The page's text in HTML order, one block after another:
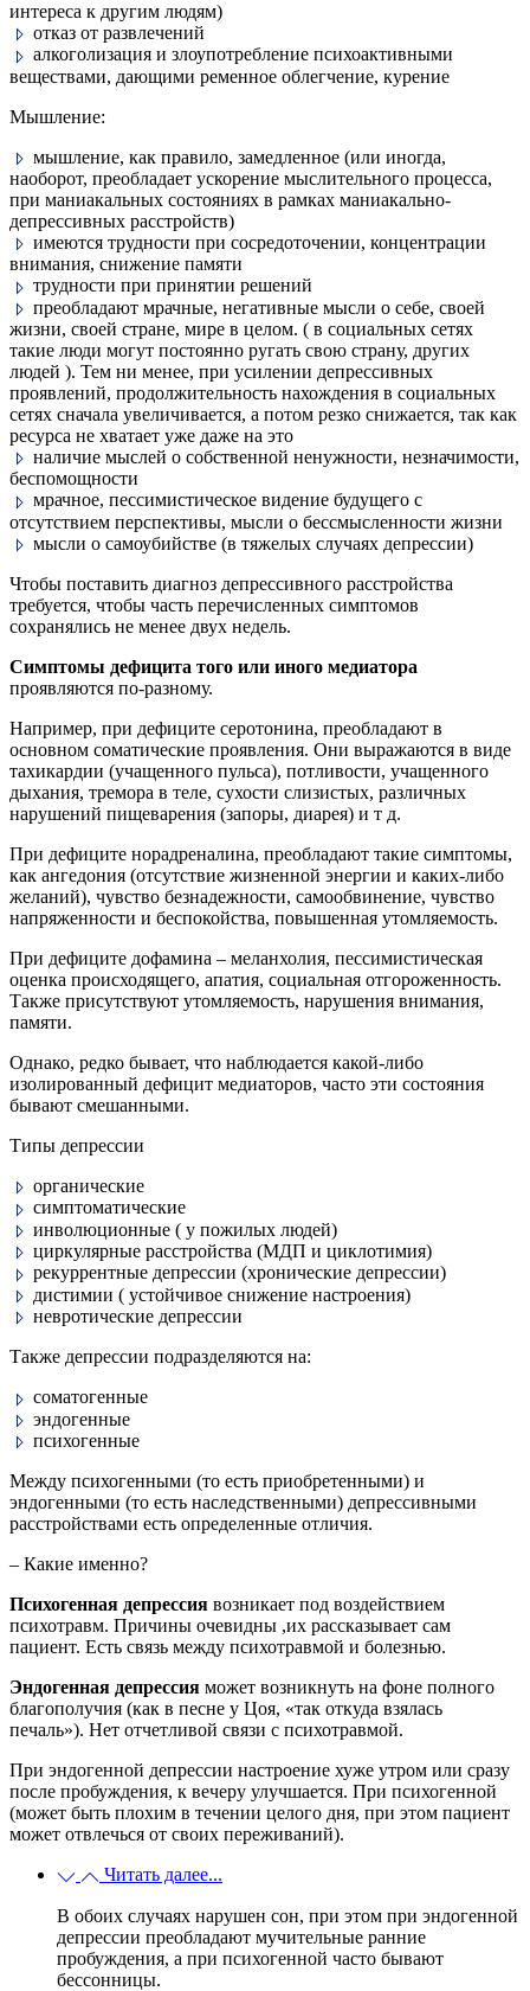
интереса к другим людям)
отказ от развлечений
алкоголизация и злоупотребление психоактивными
веществами, дающими ременное облегчение, курение
Мышление:
мышление, как правило, замедленное (или иногда,
наоборот, преобладает ускорение мыслительного процесса,
при маниакальных состояниях в рамках маниакально-
депрессивных расстройств)
имеются трудности при сосредоточении, концентрации
внимания, снижение памяти
трудности при принятии решений
преобладают мрачные, негативные мысли о себе, своей
жизни, своей стране, мире в целом. ( в социальных сетях
такие люди могут постоянно ругать свою страну, других
людей ). Тем ни менее, при усилении депрессивных
проявлений, продолжительность нахождения в социальных
сетях сначала увеличивается, а потом резко снижается, так как
ресурса не хватает уже даже на это
наличие мыслей о собственной ненужности, незначимости,
беспомощности
мрачное, пессимистическое видение будущего с
отсутствием перспективы, мысли о бессмысленности жизни
мысли о самоубийстве (в тяжелых случаях депрессии)
Чтобы поставить диагноз депрессивного расстройства
требуется, чтобы часть перечисленных симптомов
сохранялись не менее двух недель.
Симптомы дефицита того или иного медиатора
проявляются по-разному.
Например, при дефиците серотонина, преобладают в
основном соматические проявления. Они выражаются в виде
тахикардии (учащенного пульса), потливости, учащенного
дыхания, тремора в теле, сухости слизистых, различных
нарушений пищеварения (запоры, диарея) и т д.
При дефиците норадреналина, преобладают такие симптомы,
как ангедония (отсутствие жизненной энергии и каких-либо
желаний), чувство безнадежности, самообвинение, чувство
напряженности и беспокойства, повышенная утомляемость.
При дефиците дофамина – меланхолия, пессимистическая
оценка происходящего, апатия, социальная отгороженность.
Также присутствуют утомляемость, нарушения внимания,
памяти.
Однако, редко бывает, что наблюдается какой-либо
изолированный дефицит медиаторов, часто эти состояния
бывают смешанными.
Типы депрессии
органические
симптоматические
инволюционные ( у пожилых людей)
циркулярные расстройства (МДП и циклотимия)
рекуррентные депрессии (хронические депрессии)
дистимии ( устойчивое снижение настроения)
невротические депрессии
Также депрессии подразделяются на:
соматогенные
эндогенные
психогенные
Между психогенными (то есть приобретенными) и
эндогенными (то есть наследственными) депрессивными
расстройствами есть определенные отличия.
– Какие именно?
Психогенная депрессия возникает под воздействием
психотравм. Причины очевидны ,их рассказывает сам
пациент. Есть связь между психотравмой и болезнью.
Эндогенная депрессия может возникнуть на фоне полного
благополучия (как в песне у Цоя, «так откуда взялась
печаль»). Нет отчетливой связи с психотравмой.
При эндогенной депрессии настроение хуже утром или сразу
после пробуждения, к вечеру улучшается. При психогенной
(может быть плохим в течении целого дня, при этом пациент
может отвлечься от своих переживаний).
Читать далее...
В обоих случаях нарушен сон, при этом при эндогенной
депрессии преобладают мучительные ранние
пробуждения, а при психогенной часто бывают
бессонницы.